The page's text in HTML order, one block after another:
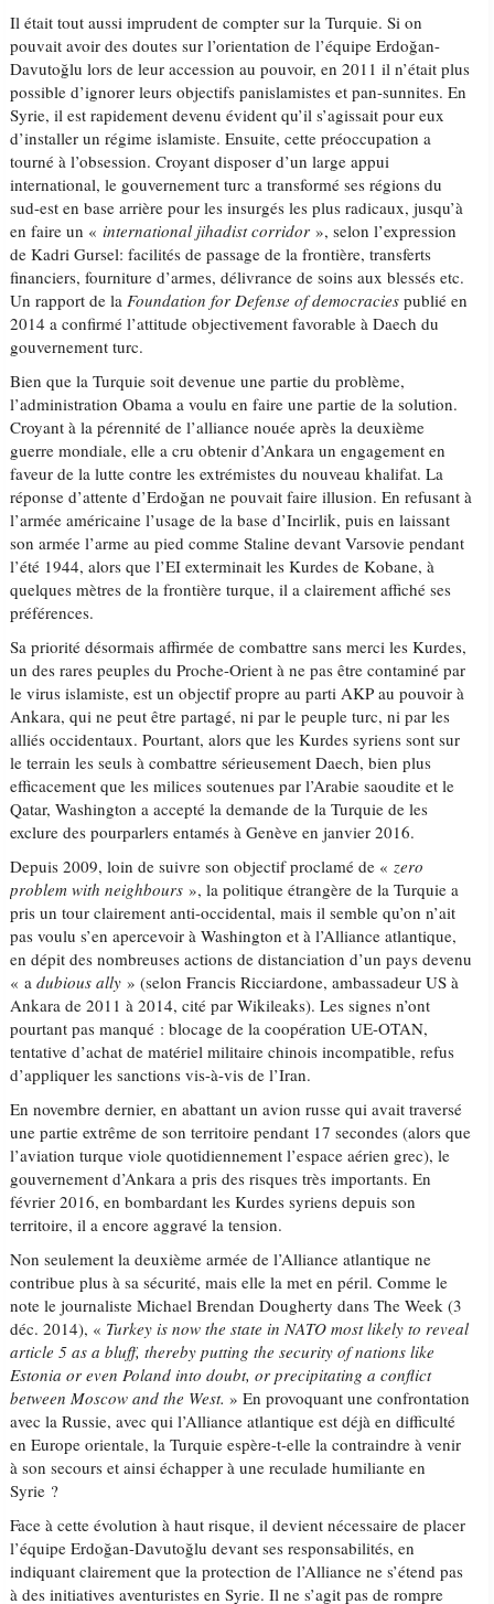
Il était tout aussi imprudent de compter sur la Turquie. Si on
pouvait avoir des doutes sur l’orientation de l’équipe Erdoğan-
Davutoğlu lors de leur accession au pouvoir, en 2011 il n’était plus
possible d’ignorer leurs objectifs panislamistes et pan-sunnites. En
Syrie, il est rapidement devenu évident qu’il s’agissait pour eux
d’installer un régime islamiste. Ensuite, cette préoccupation a
tourné à l’obsession. Croyant disposer d’un large appui
international, le gouvernement turc a transformé ses régions du
sud-est en base arrière pour les insurgés les plus radicaux, jusqu’à
en faire un «international jihadist corridor », selon l’expression
de Kadri Gursel: facilités de passage de la frontière, transferts
financiers, fourniture d’armes, délivrance de soins aux blessés etc.
Un rapport de laFoundation for Defense of democraciespublié en
2014 a confirmé l’attitude objectivement favorable à Daech du
gouvernement turc.
Bien que la Turquie soit devenue une partie du problème,
l’administration Obama a voulu en faire une partie de la solution.
Croyant à la pérennité de l’alliance nouée après la deuxième
guerre mondiale, elle a cru obtenir d’Ankara un engagement en
faveur de la lutte contre les extrémistes du nouveau khalifat. La
réponse d’attente d’Erdoğan ne pouvait faire illusion. En refusant à
l’armée américaine l’usage de la base d’Incirlik, puis en laissant
son armée l’arme au pied comme Staline devant Varsovie pendant
l’été 1944, alors que l’EI exterminait les Kurdes de Kobane, à
quelques mètres de la frontière turque, il a clairement affiché ses
préférences.
Sa priorité désormais affirmée de combattre sans merci les Kurdes,
un des rares peuples du Proche-Orient à ne pas être contaminé par
le virus islamiste, est un objectif propre au parti AKP au pouvoir à
Ankara, qui ne peut être partagé, ni par le peuple turc, ni par les
alliés occidentaux. Pourtant, alors que les Kurdes syriens sont sur
le terrain les seuls à combattre sérieusement Daech, bien plus
efficacement que les milices soutenues par l’Arabie saoudite et le
Qatar, Washington a accepté la demande de la Turquie de les
exclure des pourparlers entamés à Genève en janvier 2016.
Depuis 2009, loin de suivre son objectif proclamé de «zero
problem with neighbours», la politique étrangère de la Turquie a
pris un tour clairement anti-occidental, mais il semble qu’on n’ait
pas voulu s’en apercevoir à Washington et à l’Alliance atlantique,
en dépit des nombreuses actions de distanciation d’un pays devenu
« adubious ally » (selon Francis Ricciardone, ambassadeur US à
Ankara de 2011 à 2014, cité par Wikileaks). Les signes n’ont
pourtant pas manqué : blocage de la coopération UE-OTAN,
tentative d’achat de matériel militaire chinois incompatible, refus
d’appliquer les sanctions vis-à-vis de l’Iran.
En novembre dernier, en abattant un avion russe qui avait traversé
une partie extrême de son territoire pendant 17 secondes (alors que
l’aviation turque viole quotidiennement l’espace aérien grec), le
gouvernement d’Ankara a pris des risques très importants. En
février 2016, en bombardant les Kurdes syriens depuis son
territoire, il a encore aggravé la tension.
Non seulement la deuxième armée de l’Alliance atlantique ne
contribue plus à sa sécurité, mais elle la met en péril. Comme le
note le journaliste Michael Brendan Dougherty dans The Week (3
déc. 2014), « Turkey is now the state in NATO most likely to reveal
article 5 as a bluff, thereby putting the security of nations like
Estonia or even Poland into doubt, or precipitating a conflict
between Moscow and the West. » En provoquant une confrontation
avec la Russie, avec qui l’Alliance atlantique est déjà en difficulté
en Europe orientale, la Turquie espère-t-elle la contraindre à venir
à son secours et ainsi échapper à une reculade humiliante en
Syrie ?
Face à cette évolution à haut risque, il devient nécessaire de placer
l’équipe Erdoğan-Davutoğlu devant ses responsabilités, en
indiquant clairement que la protection de l’Alliance ne s’étend pas
à des initiatives aventuristes en Syrie. Il ne s’agit pas de rompre